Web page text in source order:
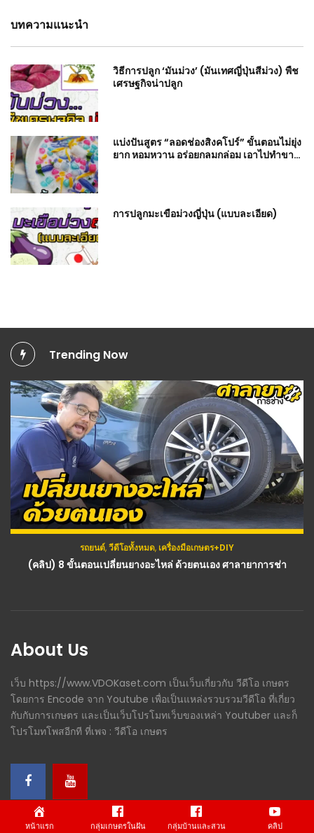
บทความแนะนำ
วิธีการปลูก ‘มันม่วง’ (มันเทศญี่ปุ่นสีม่วง) พืช
เศรษฐกิจน่าปลูก
แบ่งปันสูตร “ลอดช่องสิงคโปร์” ขั้นตอนไม่ยุ่ง
ยาก หอมหวาน อร่อยกลมกล่อม เอาไปทำขาย
การปลูกมะเขือม่วงญี่ปุ่น (แบบละเอียด)
Trending Now
รถยนต์,วีดีโอทั้งหมด, เครื่องมือเกษตร+DIY
(คลิป) 8 ขั้นตอนเปลี่ยนยางอะไหล่ ด้วยตนเอง ศาลายาการช่า
About Us
เว็บ https://www.VDOKaset.com เป็นเว็บเกี่ยวกับ วีดีโอ เกษตร
โดยการ Encode จาก Youtube เพื่อเป็นแหล่งรวบรวมวีดีโอ ที่เกี่ยว
กับกับการเกษตร และเป็นเว็บโปรโมทเว็บของเหล่า Youtuber และก็
โปรโมทโพสอีกที ที่เพจ : วีดีโอ เกษตร
หน้าแรก กลุ่มเกษตรในฝัน กลุ่มบ้านและสวน คลิป